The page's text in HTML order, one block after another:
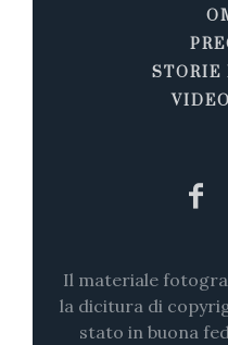
STORIE
Il materiale
la dicitura di
stato in buona